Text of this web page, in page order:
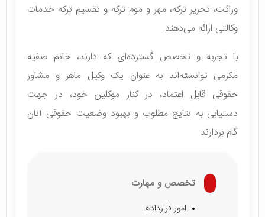
وراثت، تحریر ترکه، مهر و موم ترکه و تقسیم ترکه خدمات
وکالتی ارائه می‌دهند.
با تجربه و تخصص گسترده‌ای که دارند، خانم صفیه
مکرمی توانسته‌اند به عنوان یک وکیل ماهر و مشاور
حقوقی قابل اعتماد، در کنار موکلین خود، در جهت
دستیابی به نتایج مطلوب و بهبود وضعیت حقوقی آنان
گام بردارند.
تخصص و مهارت
امور قراردادها